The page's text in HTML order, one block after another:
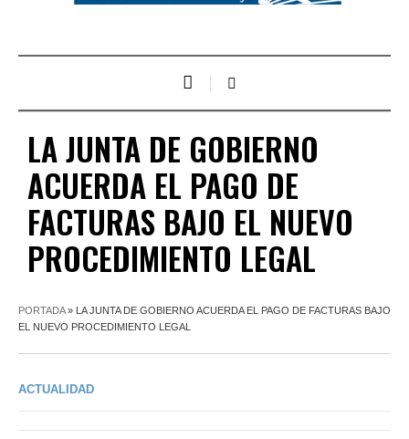
LA JUNTA DE GOBIERNO
ACUERDA EL PAGO DE
FACTURAS BAJO EL NUEVO
PROCEDIMIENTO LEGAL
PORTADA» LA JUNTA DE GOBIERNO ACUERDA EL PAGO DE FACTURAS BAJO
EL NUEVO PROCEDIMIENTO LEGAL
ACTUALIDAD